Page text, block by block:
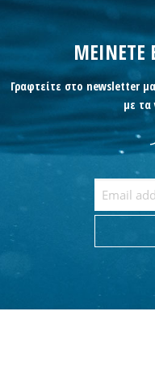
Γραφτείτε στο newsletter
με τα